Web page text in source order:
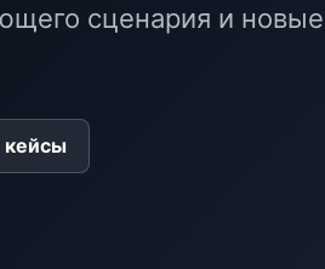
сценария и новые
кейсы